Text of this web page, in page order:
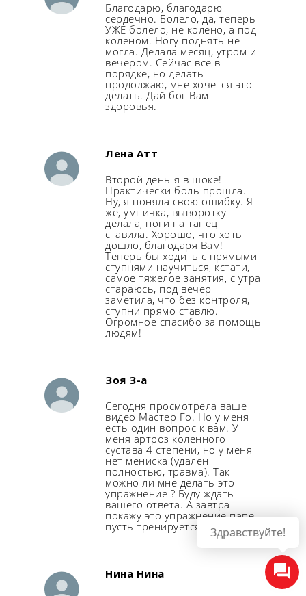
Благодарю, благодарю
сердечно. Болело, да, теперь
УЖЕ болело, не колено, а под
коленом. Ногу поднять не
могла. Делала месяц, утром и
вечером. Сейчас все в
порядке, но делать
продолжаю, мне хочется это
делать. Дай бог Вам
здоровья.
Лена Атт
Второй день-я в шоке!
Практически боль прошла.
Ну, я поняла свою ошибку. Я
же, умничка, выворотку
делала, ноги на танец
ставила. Хорошо, что хоть
дошло, благодаря Вам!
Теперь бы ходить с прямыми
ступнями научиться, кстати,
самое тяжелое занятия, с утра
стараюсь, под вечер
заметила, что без контроля,
ступни прямо ставлю.
Огромное спасибо за помощь
людям!
Зоя З-а
Сегодня просмотрела ваше
видео Мастер Го. Но у меня
есть один вопрос к вам. У
меня артроз коленного
сустава 4 степени, но у меня
нет мениска (удален
полностью, травма). Так
можно ли мне делать это
упражнение ? Буду ждать
вашего ответа. А завтра
покажу это упражнение папе,
пусть тренируется.
Нина Нина
Здравствуйте!